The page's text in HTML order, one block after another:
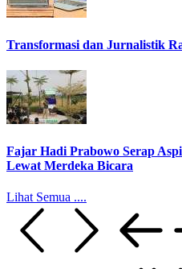
Transformasi dan Jurnalistik
Fajar Hadi Prabowo Serap
Lewat Merdeka Bicara
Lihat Semua ....